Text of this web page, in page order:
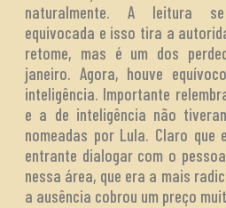
naturalmente. A leitura
equivocada e isso tira a
retome, mas é um dos
janeiro. Agora, houve
inteligência. Importante
e a de inteligência não
nomeadas por Lula. Claro
entrante dialogar com o
nessa área, que era a mais
a ausência cobrou um preço